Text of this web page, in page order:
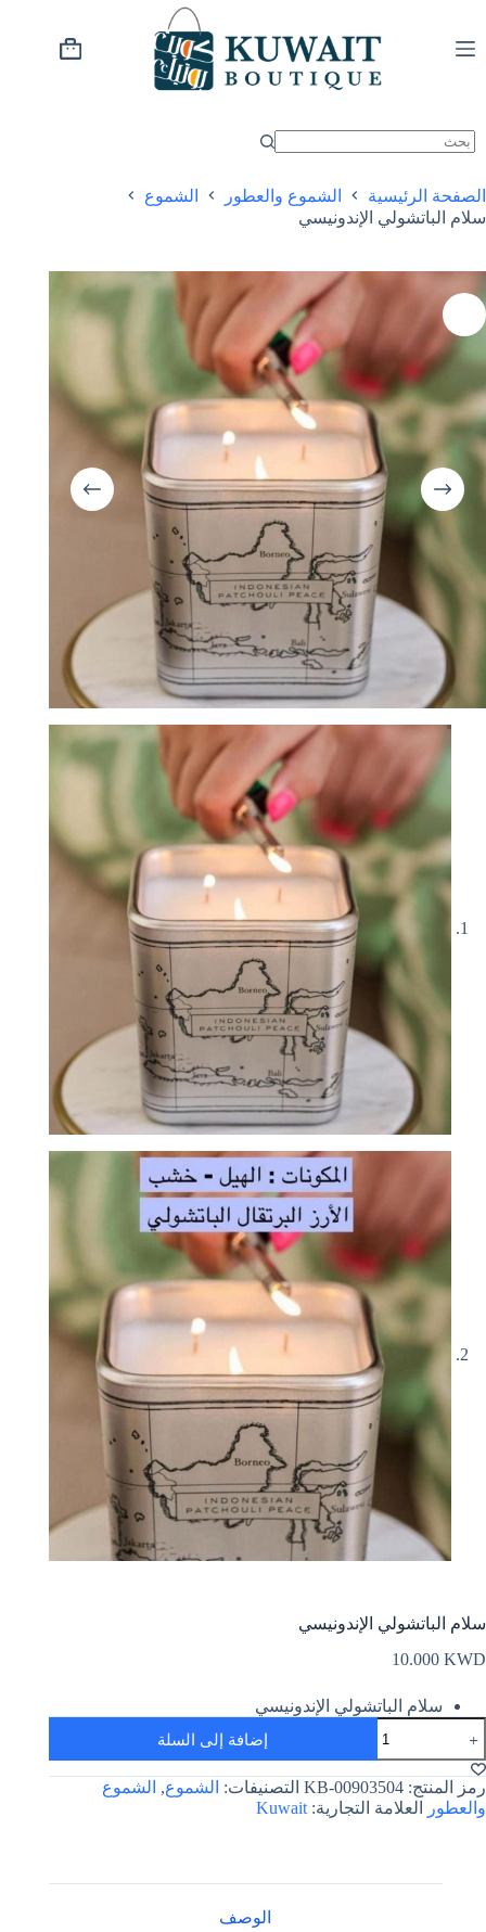
المحتوى
عربة
الصفحة الرئيسية الشموع والعطور
الشموع
سلام الباتشولي الإندونيسي
سلام الباتشولي الإندونيسي
10.000 KWD
سلام الباتشولي الإندونيسي
سلام
الباتشولي
الإندونيسي
إضافة إلى السلة
رمز المنتج: KB-00903504 التصنيفات: الشموع, الشموع
والعطور
العلامة التجارية: Kuwait
الوصف